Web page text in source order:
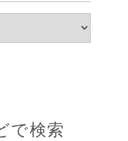
で検索